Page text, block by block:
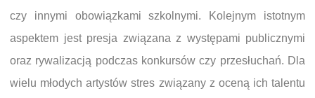
czy innymi obowiązkami szkolnymi. Kolejnym istotnym
aspektem jest presja związana z występami publicznymi
oraz rywalizacją podczas konkursów czy przesłuchań. Dla
wielu młodych artystów stres związany z oceną ich talentu